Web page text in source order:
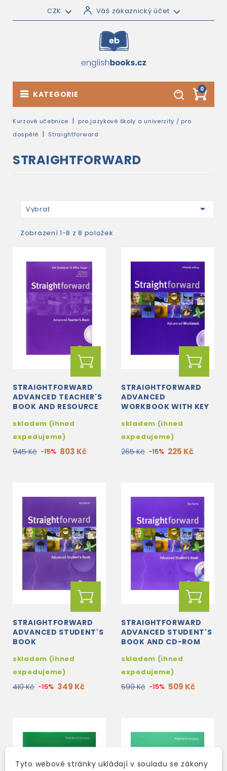
CZK Váš zákaznický účet
0
KATEGORIE
Kurzové učebnice
pro jazykové školy a univerzity / pro
dospělé
Straightforward
STRAIGHTFORWARD
Vybrat 
Zobrazení 1-8 z 8 položek
STRAIGHTFORWARD
ADVANCED TEACHER'S
BOOK AND RESOURCE
skladem (ihned
expedujeme)
945 Kč -15% 803 Kč
STRAIGHTFORWARD
ADVANCED
WORKBOOK WITH KEY
skladem (ihned
expedujeme)
265 Kč -15% 225 Kč
STRAIGHTFORWARD
ADVANCED STUDENT'S
BOOK
skladem (ihned
expedujeme)
410 Kč -15% 349 Kč
STRAIGHTFORWARD
ADVANCED STUDENT'S
BOOK AND CD-ROM
skladem (ihned
expedujeme)
599 Kč -15% 509 Kč
Tyto webové stránky ukládají v souladu se zákony